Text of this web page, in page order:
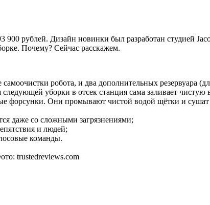
900 рублей. Дизайн новинки был разработан студией
Почему? Сейчас расскажем.
робота, и два дополнительных резервуара
уборки в отсек станция сама заливает чистую
форсунки. Они промывают чистой водой щётки и
даже со сложными загрязнениями;
и людей;
команды.
trustedreviews.com